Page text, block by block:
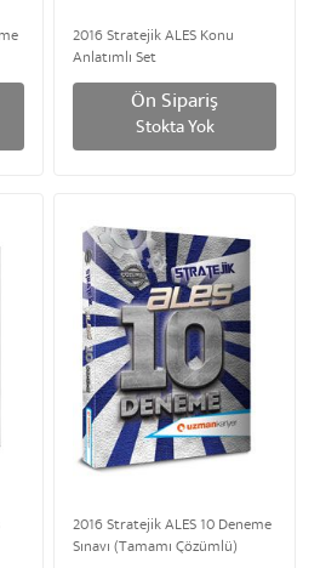
2016 Stratejik ALES Konu
Anlatımlı Set
Ön Sipariş
Stokta Yok
2016 Stratejik ALES 10 Deneme
Sınavı (Tamamı Çözümlü)